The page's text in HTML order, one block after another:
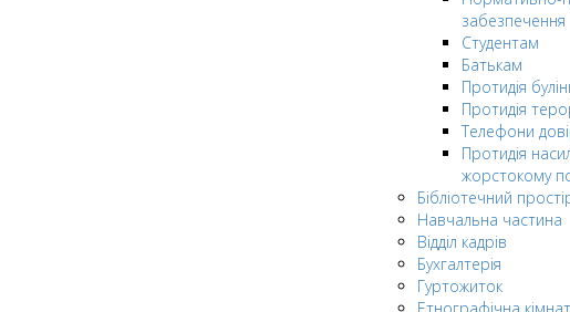
забезпечення
Студентам
Батькам
Протидія
Протидія
Телефони
Протидія
жорстокому
Бібліотечний
Навчальна частина
Відділ кадрів
Бухгалтерія
Гуртожиток